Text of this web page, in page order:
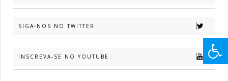
SIGA-NOS NO TWITTER
INSCREVA-SE NO YOUTUBE